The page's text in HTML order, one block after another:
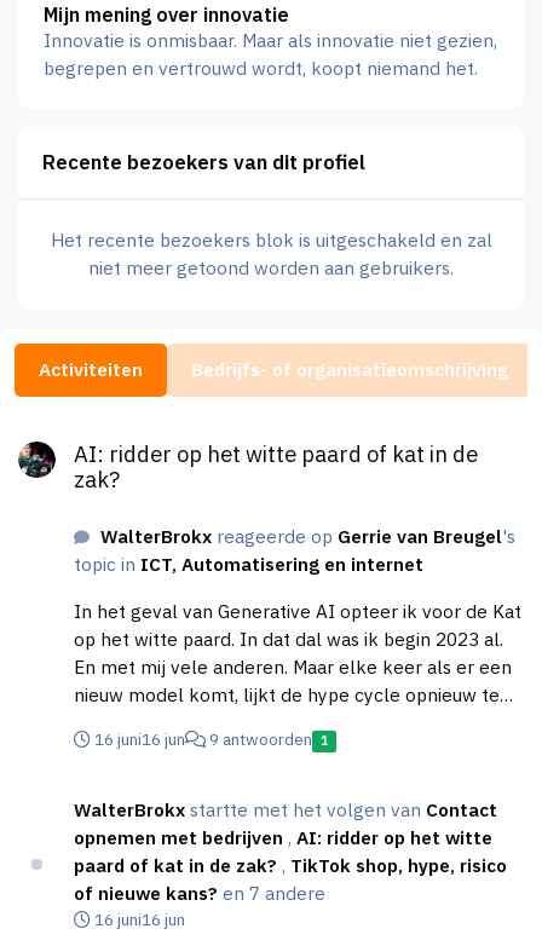
Mijn mening over innovatie
Innovatie is onmisbaar. Maar als innovatie niet gezien,
begrepen en vertrouwd wordt, koopt niemand het.
Recente bezoekers van dit profiel
Het recente bezoekers blok is uitgeschakeld en zal
niet meer getoond worden aan gebruikers.
Activiteiten Bedrijfs- of organisatieomschrijving
AI: ridder op het witte paard of kat in de
zak?
WalterBrokx reageerde op Gerrie van Breugel's
topic in ICT, Automatisering en internet
In het geval van Generative AI opteer ik voor de Kat
op het witte paard. In dat dal was ik begin 2023 al.
En met mij vele anderen. Maar elke keer als er een
nieuw model komt, lijkt de hype cycle opnieuw te
gaan kanker genezen" en "We maken werk
genereren" en "We maken werk niet overbodig".
Dat laatste is nu vooral een IPO-gerelateerd
verhaal. Terwijl de modellen beter werden, werden
de doelen ook kleiner. De 3e optie is dat het
misschien een Paard van Troje is: ofwel door een
16 juni16 jun 9 antwoorden 1
WalterBrokx startte met het volgen van Contact
opnemen met bedrijven , AI: ridder op het witte
paard of kat in de zak? , TikTok shop, hype, risico
of nieuwe kans? en 7 andere
16 juni16 jun